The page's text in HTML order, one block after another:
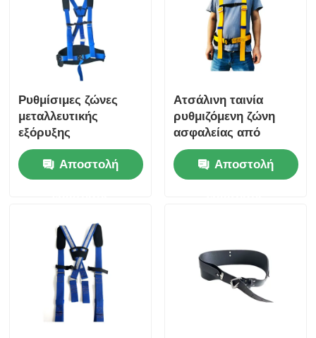
Ρυθμίσιμες ζώνες
μεταλλευτικής
εξόρυξης
Αποστολή
Ατσάλινη ταινία
ρυθμιζόμενη ζώνη
ασφαλείας από
νάιλον για υπόγειους
ανθρακωρύχους και
συνδεδεμένα
Αποστολή